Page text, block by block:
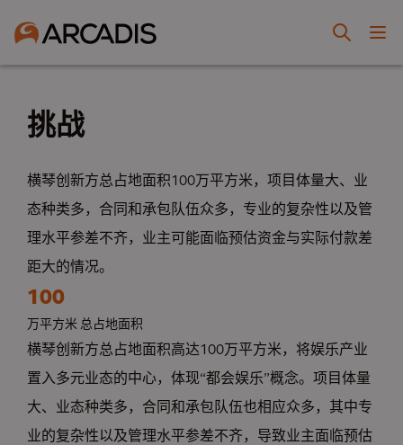
挑战
横琴创新方总占地面积100万平方米，项目体量大、业
态种类多，合同和承包队伍众多，专业的复杂性以及管
理水平参差不齐，业主可能面临预估资金与实际付款差
距大的情况。
100
万平方米 总占地面积
横琴创新方总占地面积高达100万平方米，将娱乐产业
置入多元业态的中心，体现“都会娱乐”概念。项目体量
大、业态种类多，合同和承包队伍也相应众多，其中专
业的复杂性以及管理水平参差不齐，导致业主面临预估